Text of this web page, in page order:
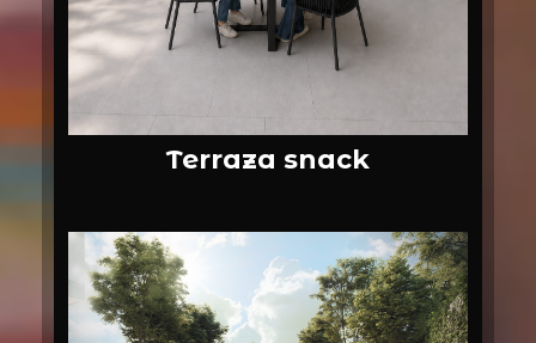
Terraza snack